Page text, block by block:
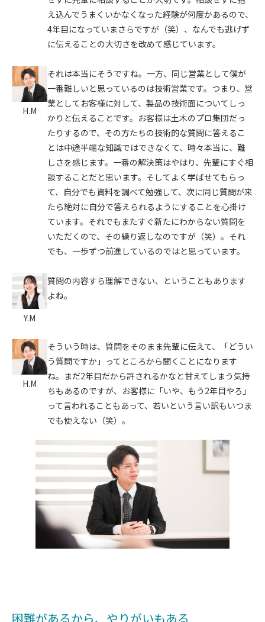
え込んでうまくいかなくなった経験が何度かあるので、
4年目になっていまさらですが（笑）、なんでも逃げず
に伝えることの大切さを改めて感じています。
H.M
それは本当にそうですね。一方、同じ営業として僕が
一番難しいと思っているのは技術営業です。つまり、営
業としてお客様に対して、製品の技術面についてしっ
かりと伝えることです。お客様は土木のプロ集団だっ
たりするので、その方たちの技術的な質問に答えるこ
とは中途半端な知識ではできなくて、時々本当に、難
しさを感じます。一番の解決策はやはり、先輩にすぐ相
談することだと思います。そしてよく学ばせてもらっ
て、自分でも資料を調べて勉強して、次に同じ質問が来
たら絶対に自分で答えられるようにすることを心掛け
ています。それでもまたすぐ新たにわからない質問を
いただくので、その繰り返しなのですが（笑）。それ
でも、一歩ずつ前進しているのではと思っています。
Y.M
質問の内容すら理解できない、ということもあります
よね。
H.M
そういう時は、質問をそのまま先輩に伝えて、「どうい
う質問ですか」ってところから聞くことになります
ね。まだ2年目だから許されるかなと甘えてしまう気持
ちもあるのですが、お客様に「いや、もう2年目やろ」
って言われることもあって、若いという言い訳もいつま
でも使えない（笑）。
困難があるから、やりがいもある